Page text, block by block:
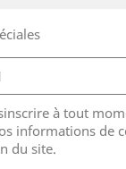
à tout
informations de
du site.